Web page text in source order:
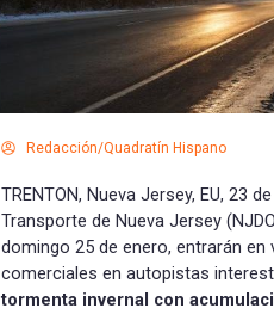
Redacción/Quadratín Hispano
TRENTON, Nueva Jersey, EU, 23
Transporte de Nueva Jersey
domingo 25 de enero, entrarán
comerciales en autopistas
tormenta invernal con